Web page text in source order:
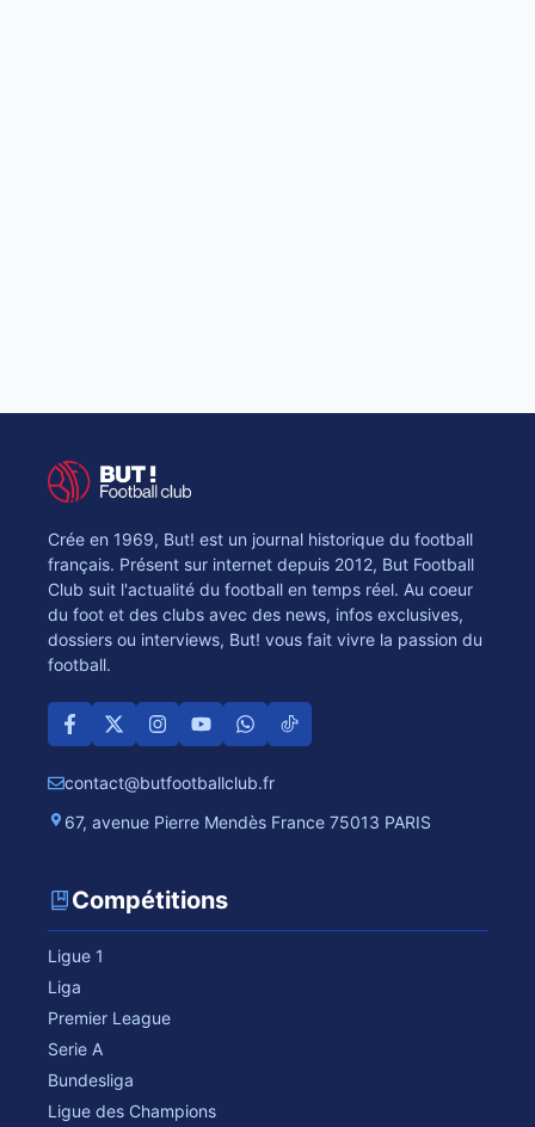
Crée en 1969, But! est un journal historique du football
français. Présent sur internet depuis 2012, But Football
Club suit l'actualité du football en temps réel. Au coeur
du foot et des clubs avec des news, infos exclusives,
dossiers ou interviews, But! vous fait vivre la passion du
football.
contact@butfootballclub.fr
67, avenue Pierre Mendès France 75013 PARIS
Compétitions
Ligue 1
Liga
Premier League
Serie A
Bundesliga
Ligue des Champions